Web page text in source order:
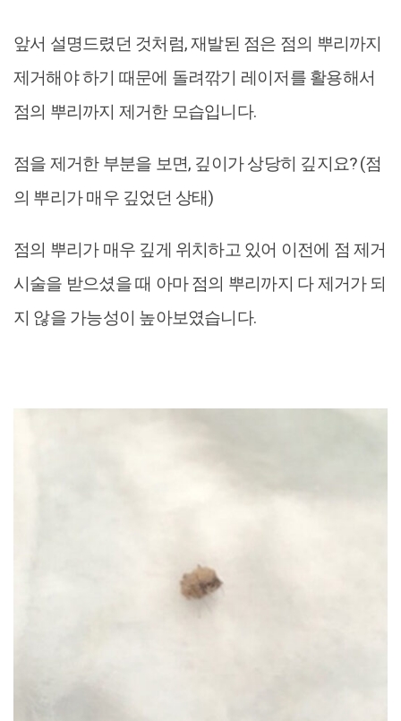
앞서 설명드렸던 것처럼, 재발된 점은 점의 뿌리까지
제거해야 하기 때문에 돌려깎기 레이저를 활용해서
점의 뿌리까지 제거한 모습입니다.
점을 제거한 부분을 보면, 깊이가 상당히 깊지요? (점
의 뿌리가 매우 깊었던 상태)
점의 뿌리가 매우 깊게 위치하고 있어 이전에 점 제거
시술을 받으셨을 때 아마 점의 뿌리까지 다 제거가 되
지 않을 가능성이 높아보였습니다.